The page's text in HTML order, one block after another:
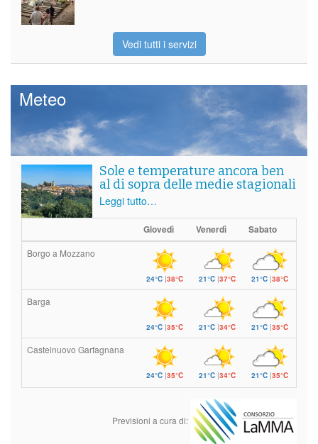
Vedi tutti i servizi
Meteo
Sole e temperature ancora ben
al di sopra delle medie stagionali
Leggi tutto…
Giovedì Venerdì Sabato
Borgo a Mozzano
24°C |38°C 21°C |37°C 21°C |38°C
Barga
24°C |35°C 21°C |34°C 21°C |35°C
Castelnuovo Garfagnana
24°C |35°C 21°C |34°C 21°C |35°C
Previsioni a cura di: